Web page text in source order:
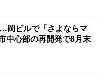
岡ビルで「さよならマ
中心部の再開発で8月末